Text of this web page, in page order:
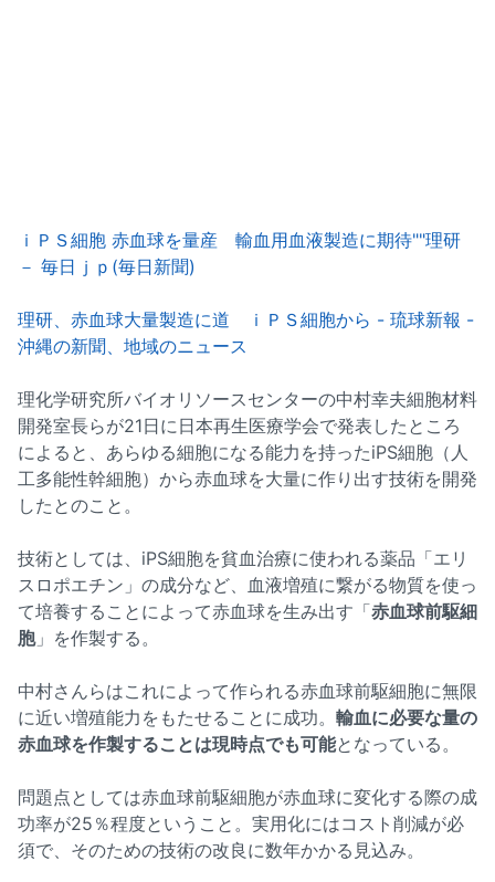
ｉＰＳ細胞 赤血球を量産 輸血用血液製造に期待""理研
－ 毎日ｊｐ(毎日新聞)
理研、赤血球大量製造に道 ｉＰＳ細胞から - 琉球新報 -
沖縄の新聞、地域のニュース
理化学研究所バイオリソースセンターの中村幸夫細胞材料
開発室長らが21日に日本再生医療学会で発表したところ
によると、あらゆる細胞になる能力を持ったiPS細胞（人
工多能性幹細胞）から赤血球を大量に作り出す技術を開発
したとのこと。
技術としては、iPS細胞を貧血治療に使われる薬品「エリ
スロポエチン」の成分など、血液増殖に繋がる物質を使っ
て培養することによって赤血球を生み出す「赤血球前駆細
胞」を作製する。
中村さんらはこれによって作られる赤血球前駆細胞に無限
に近い増殖能力をもたせることに成功。 輸血に必要な量の
赤血球を作製することは現時点でも可能となっている。
問題点としては赤血球前駆細胞が赤血球に変化する際の成
功率が25％程度ということ。実用化にはコスト削減が必
須で、そのための技術の改良に数年かかる見込み。